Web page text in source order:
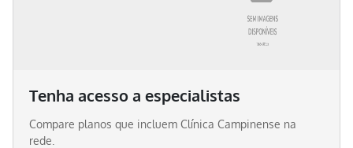
Tenha acesso a especialistas
Compare planos que incluem Clínica Campinense na
rede.